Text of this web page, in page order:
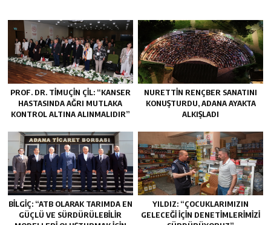
PROF. DR. TİMUÇİN ÇİL: “KANSER
HASTASINDA AĞRI MUTLAKA
KONTROL ALTINA ALINMALIDIR”
NURETTIN RENÇBER SANATINI
KONUŞTURDU, ADANA AYAKTA
ALKIŞLADI
BİLGİÇ: “ATB OLARAK TARIMDA EN
GÜÇLÜ VE SÜRDÜRÜLEBİLİR
YILDIZ: “ÇOCUKLARIMIZIN
GELECEĞI İÇIN DENETIMLERIMIZI